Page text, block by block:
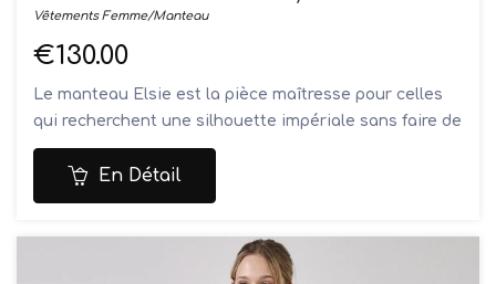
Vêtements Femme/Manteau
€130.00
Le manteau Elsie est la pièce maîtresse pour celles
qui recherchent une silhouette impériale sans faire de
compromis sur la chaleur. Conçu dans une fausse
fourrure à la densité exceptionnelle, ce manteau long
enveloppe le corps dans un écrin de douceur absolue.
sophistication naturelle et intemporelle à votre
En Détail